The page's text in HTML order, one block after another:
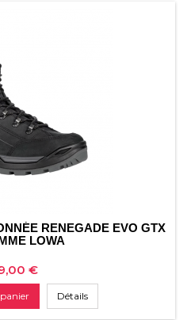
RENEGADE EVO GTX
LOWA
€
Détails